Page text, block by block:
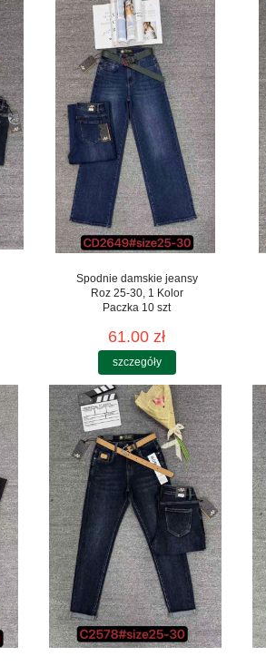
Spodnie damskie jeansy
Roz 25-30, 1 Kolor
Paczka 10 szt
61.00 zł
szczegóły